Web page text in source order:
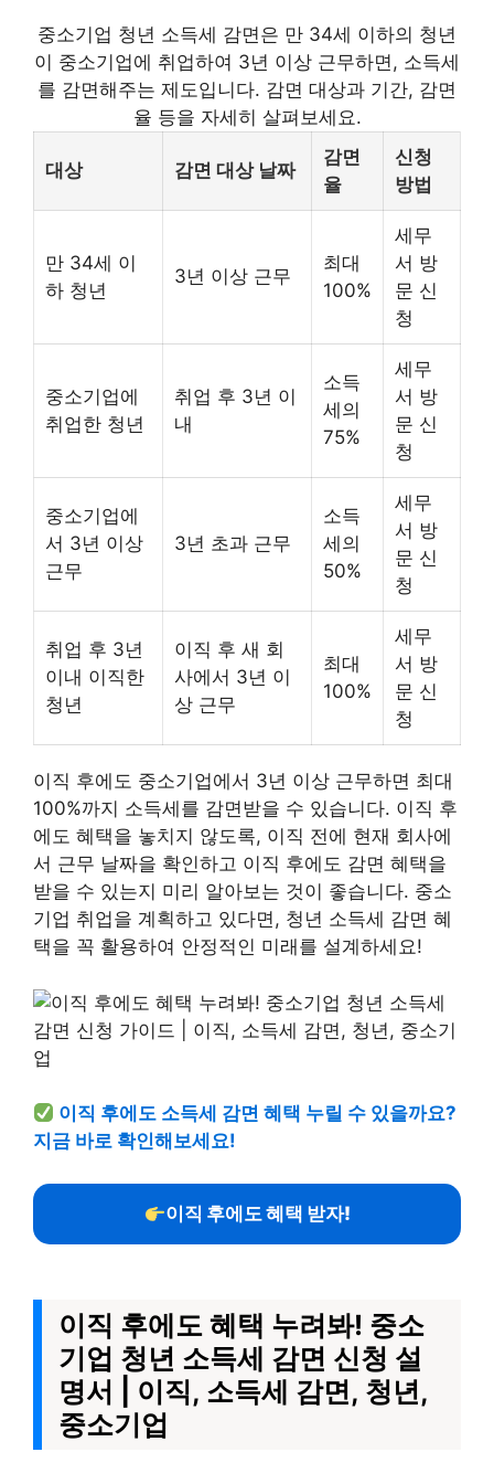
중소기업 청년 소득세 감면은 만 34세 이하의 청년
이 중소기업에 취업하여 3년 이상 근무하면, 소득세
를 감면해주는 제도입니다. 감면 대상과 기간, 감면
율 등을 자세히 살펴보세요.
대상 감면 대상 날짜
감면
율
신청
방법
만 34세 이
하 청년
3년 이상 근무
최대
100%
세무
서 방
문 신
청
중소기업에
취업한 청년
취업 후 3년 이
내
소득
세의
75%
세무
서 방
문 신
청
중소기업에
서 3년 이상
근무
3년 초과 근무
소득
세의
50%
세무
서 방
문 신
청
취업 후 3년
이내 이직한
청년
이직 후 새 회
사에서 3년 이
상 근무
최대
100%
세무
서 방
문 신
청
이직 후에도 중소기업에서 3년 이상 근무하면 최대
100%까지 소득세를 감면받을 수 있습니다. 이직 후
에도 혜택을 놓치지 않도록, 이직 전에 현재 회사에
서 근무 날짜을 확인하고 이직 후에도 감면 혜택을
받을 수 있는지 미리 알아보는 것이 좋습니다. 중소
기업 취업을 계획하고 있다면, 청년 소득세 감면 혜
택을 꼭 활용하여 안정적인 미래를 설계하세요!
이직 후에도 소득세 감면 혜택 누릴 수 있을까요?
지금 바로 확인해보세요!
이직 후에도 혜택 받자!
이직 후에도 혜택 누려봐! 중소
기업 청년 소득세 감면 신청 설
명서 | 이직, 소득세 감면, 청년,
중소기업